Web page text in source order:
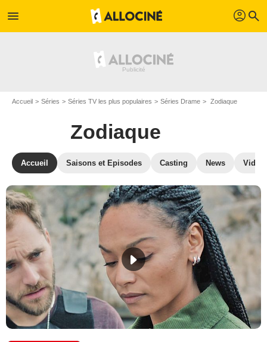
menu profil search
Accueil Séries Séries TV les plus populaires Séries Drame Zodiaque
Zodiaque
Accueil Saisons et Episodes Casting News